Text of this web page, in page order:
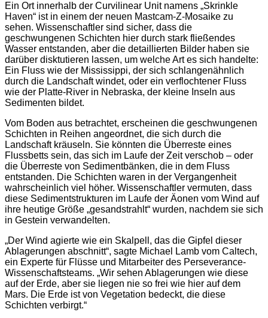
Ein Ort innerhalb der Curvilinear Unit namens „Skrinkle
Haven“ ist in einem der neuen Mastcam-Z-Mosaike zu
sehen. Wissenschaftler sind sicher, dass die
geschwungenen Schichten hier durch stark fließendes
Wasser entstanden, aber die detaillierten Bilder haben sie
darüber disktutieren lassen, um welche Art es sich handelte:
Ein Fluss wie der Mississippi, der sich schlangenähnlich
durch die Landschaft windet, oder ein verflochtener Fluss
wie der Platte-River in Nebraska, der kleine Inseln aus
Sedimenten bildet.
Vom Boden aus betrachtet, erscheinen die geschwungenen
Schichten in Reihen angeordnet, die sich durch die
Landschaft kräuseln. Sie könnten die Überreste eines
Flussbetts sein, das sich im Laufe der Zeit verschob – oder
die Überreste von Sedimentbänken, die in dem Fluss
entstanden. Die Schichten waren in der Vergangenheit
wahrscheinlich viel höher. Wissenschaftler vermuten, dass
diese Sedimentstrukturen im Laufe der Äonen vom Wind auf
ihre heutige Größe „gesandstrahlt“ wurden, nachdem sie sich
in Gestein verwandelten.
„Der Wind agierte wie ein Skalpell, das die Gipfel dieser
Ablagerungen abschnitt“, sagte Michael Lamb vom Caltech,
ein Experte für Flüsse und Mitarbeiter des Perseverance-
Wissenschaftsteams. „Wir sehen Ablagerungen wie diese
auf der Erde, aber sie liegen nie so frei wie hier auf dem
Mars. Die Erde ist von Vegetation bedeckt, die diese
Schichten verbirgt.“